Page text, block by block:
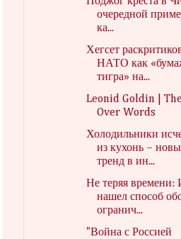
очередной
ка...
Хегсет
НАТО как
тигра» на...
Leonid Goldin |
Over Words
Холодильники
из кухонь –
тренд в ин...
Не теряя времени:
нашел способ
огранич...
"Война с Россией